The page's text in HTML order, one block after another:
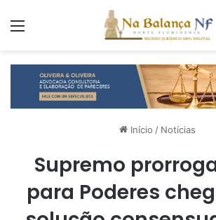
Início / Notícias
Supremo
para Poderes